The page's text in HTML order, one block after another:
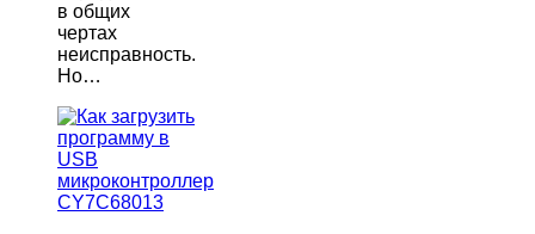
в общих
чертах
неисправность.
Но…